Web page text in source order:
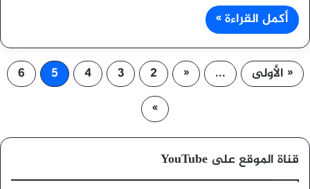
أكمل القراءة »
« الأولى ...
«
2
3
4
5
6
»
قناة الموقع على YouTube